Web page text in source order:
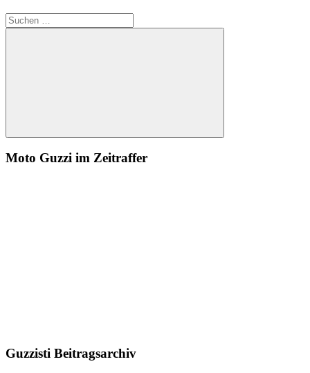
Suchen
nach:
Suchen
Moto Guzzi im Zeitraffer
Guzzisti Beitragsarchiv